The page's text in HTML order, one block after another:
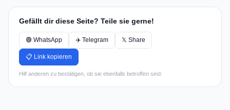
Gefällt dir diese Seite? Teile sie gerne!
🟢 WhatsApp ✈️ Telegram 𝕏 Share
📋 Link kopieren
Hilf anderen zu bestätigen, ob sie ebenfalls betroffen sind.